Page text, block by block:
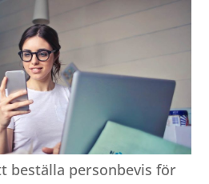
beställa personbevis för